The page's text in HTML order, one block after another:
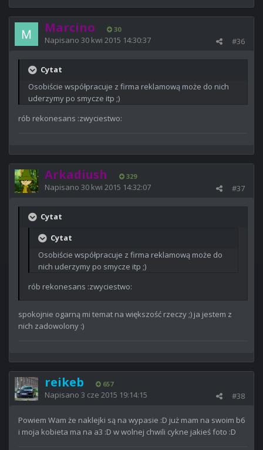
Marcino 30
#36
Napisano 30 kwi 2015 14:30:37
Cytat
Osobiście współpracuje z firma reklamową może do nich
uderzymy po smycze itp ;)
rób rekonesans :zwyciestwo:
Arkadiush 329
#37
Napisano 30 kwi 2015 14:32:07
Cytat
Cytat
Osobiście współpracuje z firma reklamową może do
nich uderzymy po smycze itp ;)
rób rekonesans :zwyciestwo:
spokojnie ogarną mi temat na większość rzeczy ;) ja jestem z
nich zadowolony :)
reikeb 657
#38
Napisano 3 cze 2015 19:14:15
Powiem Wam że naklejki są na wypasie :D już mam na swoim b6
i moja kobieta ma na a3 :D w wolnej chwili cykne jakieś foto :D